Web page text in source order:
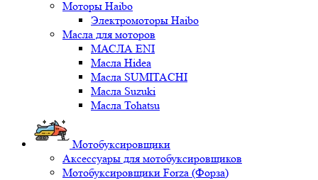
Моторы Haibo
Электромоторы Haibo
Масла для моторов
МАСЛА ENI
Масла Hidea
Масла SUMITACHI
Масла Suzuki
Масла Tohatsu
Мотобуксировщики
Аксессуары для мотобуксировщиков
Мотобуксировщики Forza (Форза)